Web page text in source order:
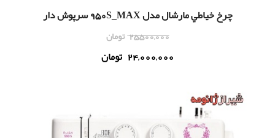
چرخ خياطي مارشال مدل 950S_MAX سرپوش دار
25,500,000 تومان
24,000,000 تومان